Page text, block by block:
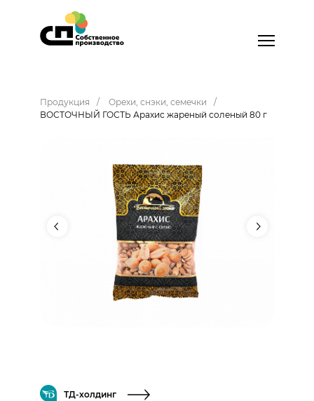
Продукция
Орехи, снэки, семечки
ВОСТОЧНЫЙ ГОСТЬ Арахис жареный соленый 80 г
ТД-холдинг